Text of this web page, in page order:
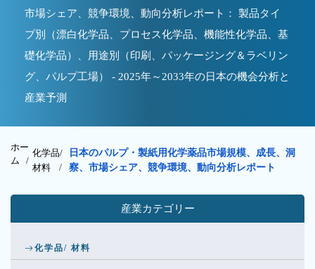
市場シェア、競争環境、動向分析レポート： 製品タイ
プ別（漂白化学品、プロセス化学品、機能性化学品、基
礎化学品）、用途別（印刷、パッケージング＆ラベリン
グ、パルプ工場） - 2025年～2033年の日本の機会分析と
産業予測
ホー
ム /
化学品/
材料 /
日本のパルプ・製紙用化学薬品市場規模、成長、洞
察、市場シェア、競争環境、動向分析レポート
産業カテゴリー
化学品/ 材料